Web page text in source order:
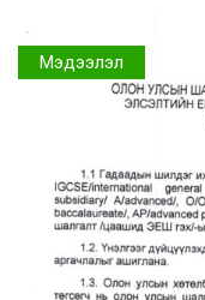
Мэдээлэл